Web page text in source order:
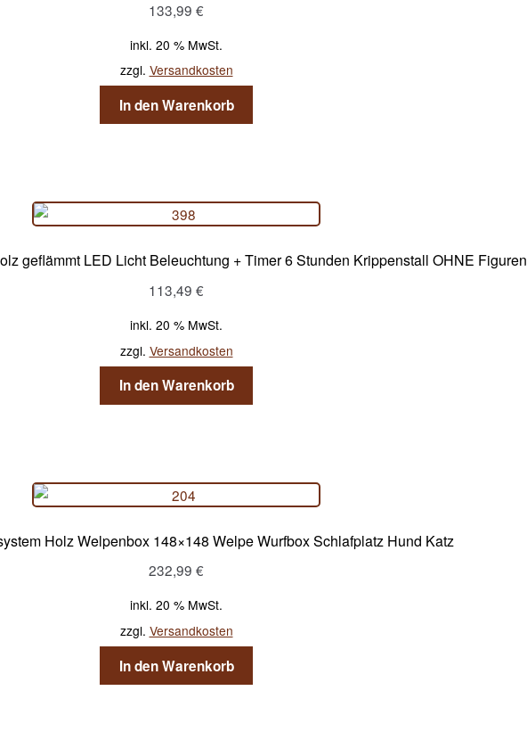
133,99 €
inkl. 20 % MwSt.
zzgl. Versandkosten
In den Warenkorb
geflämmt LED Licht Beleuchtung + Timer 6 Stunden Krippenstall OHNE Figuren
113,49 €
inkl. 20 % MwSt.
zzgl. Versandkosten
In den Warenkorb
Holz Welpenbox 148×148 Welpe Wurfbox Schlafplatz Hund Katz
232,99 €
inkl. 20 % MwSt.
zzgl. Versandkosten
In den Warenkorb